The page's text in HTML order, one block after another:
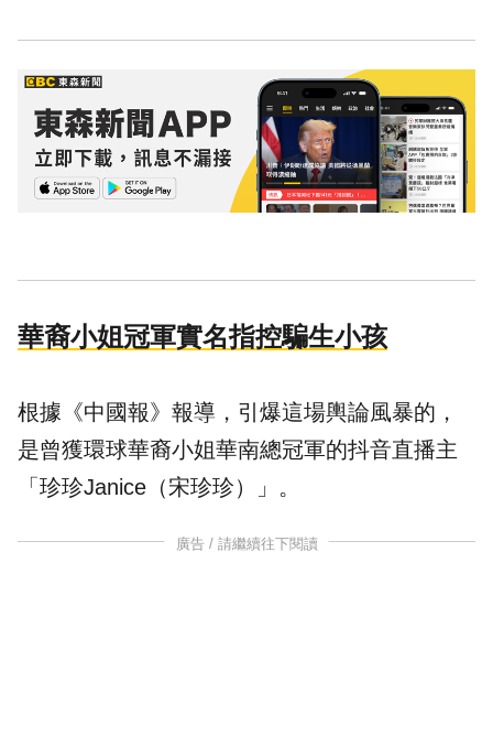
華裔小姐冠軍實名指控騙生小孩
根據《中國報》報導，引爆這場輿論風暴的，
是曾獲環球華裔小姐華南總冠軍的抖音直播主
「珍珍Janice（宋珍珍）」。
廣告 / 請繼續往下閱讀